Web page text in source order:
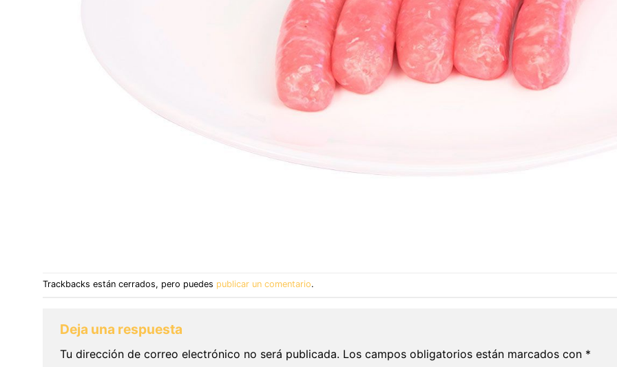
Trackbacks están cerrados, pero puedes publicar un comentario.
Deja una respuesta
Tu dirección de correo electrónico no será publicada. Los campos obligatorios están marcados con *